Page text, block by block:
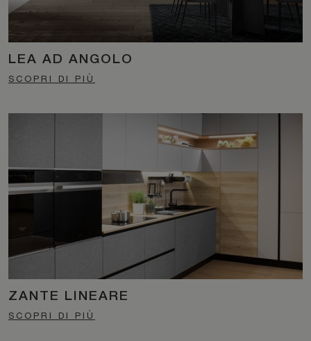
LEA AD ANGOLO
SCOPRI DI PIÙ
ZANTE LINEARE
SCOPRI DI PIÙ